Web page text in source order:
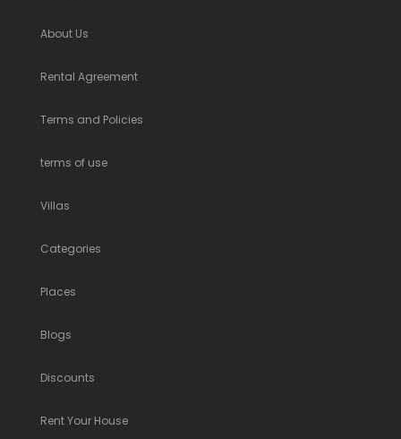
About Us
Rental Agreement
Terms and Policies
terms of use
Villas
Categories
Places
Blogs
Discounts
Rent Your House